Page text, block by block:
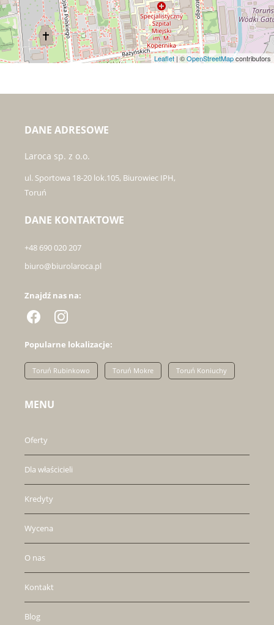
Leaflet| ©OpenStreetMapcontributors
DANE ADRESOWE
Laroca sp. z o.o.
ul. Sportowa 18-20 lok.105, Biurowiec IPH,
Toruń
DANE KONTAKTOWE
+48 690 020 207
biuro@biurolaroca.pl
Znajdź nas na:
Popularne lokalizacje:
Toruń Rubinkowo Toruń Mokre Toruń Koniuchy
MENU
Oferty
Dla właścicieli
Kredyty
Wycena
O nas
Kontakt
Blog